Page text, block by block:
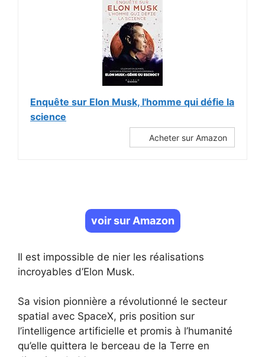
Enquête sur Elon Musk, l'homme qui défie la
science
Acheter sur Amazon
voir sur Amazon
Il est impossible de nier les réalisations
incroyables d’Elon Musk.
Sa vision pionnière a révolutionné le secteur
spatial avec SpaceX, pris position sur
l’intelligence artificielle et promis à l’humanité
qu’elle quittera le berceau de la Terre en